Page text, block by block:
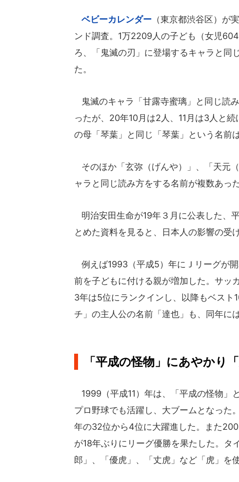
ベビーカレンダー （東京都渋谷区）が
ンド調査。1万2209人の子ども（女児
ろ、「鬼滅の刃」に登場するキャラと同
た。
鬼滅のキャラ「⽢露寺蜜璃」と同じ読
ったが、20年10月は2人、11月は3人と
の母「琴葉」と同じ「琴葉」という名前
そのほか「玄弥（げんや）」、「天元
ャラと同じ読み方をする名前が複数あった
明治安田生命が19年３月に公表した、
とめた資料を見ると、日本人の影響の受
例えば1993（平成5）年にＪリーグが
前を子どもに付ける親が増加した。サッ
3年は5位にランクインし、以降もベスト
チ」の主人公の名前「達也」も、同年に
「平成の怪物」にあやかり
1999（平成11）年は、「平成の怪物」
プロ野球でも活躍し、大ブームとなった
年の32位から4位に大躍進した。また
が18年ぶりにリーグ優勝を果たした。タ
郎」、「優虎」、「丈虎」など「虎」を